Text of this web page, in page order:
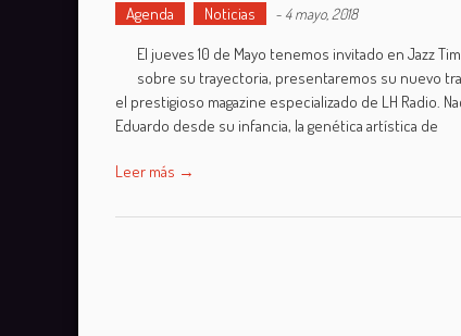
Agenda Noticias - 4 mayo, 2018
El jueves 10 de Mayo tenemos invitado en Jazz
sobre su trayectoria, presentaremos su nuevo
el prestigioso magazine especializado de LH Radio.
Eduardo desde su infancia, la genética artística de
Leer más →